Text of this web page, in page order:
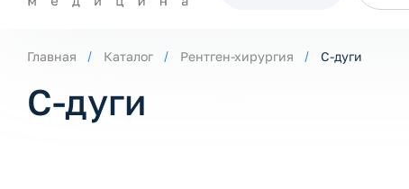
Главная Каталог Рентген-хирургия С-дуги
С-дуги